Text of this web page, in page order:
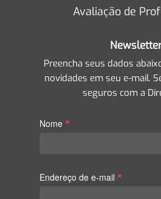
Avaliação de
Preencha seus dados
novidades em seu e-mail.
seguros com a
Nome *
Endereço de e-mail *